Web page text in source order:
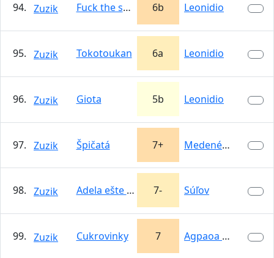
94. Zuzik Fuck the system 6b Leonidio
95. Zuzik Tokotoukan 6a Leonidio
96. Zuzik Giota 5b Leonidio
97. Zuzik Špičatá 7+ Medené Hámre
98. Zuzik Adela ešte nevečerala 7- Súľov
99. Zuzik Cukrovinky 7 Agpaoa Kamenné